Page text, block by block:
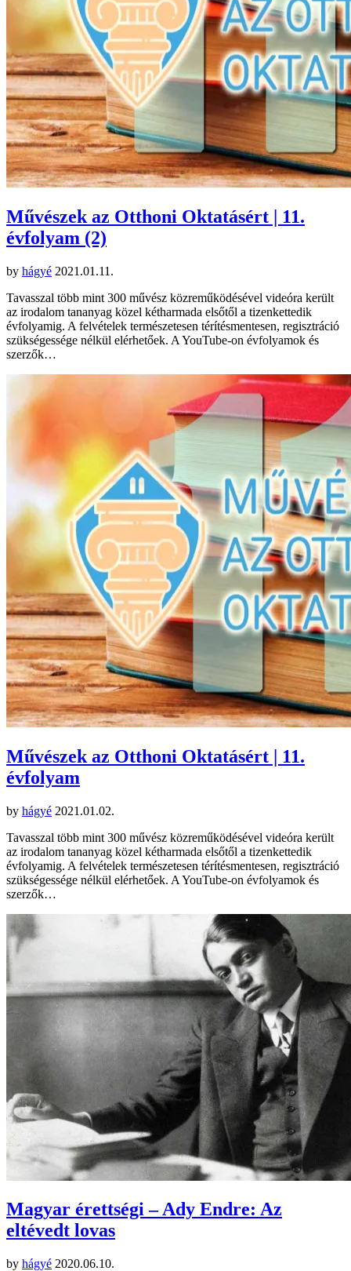
Művészek az Otthoni Oktatásért | 11.
évfolyam (2)
by hágyé 2021.01.11.
Tavasszal több mint 300 művész közreműködésével videóra került
az irodalom tananyag közel kétharmada elsőtől a tizenkettedik
évfolyamig. A felvételek természetesen térítésmentesen, regisztráció
szükségessége nélkül elérhetőek. A YouTube-on évfolyamok és
szerzők…
Művészek az Otthoni Oktatásért | 11.
évfolyam
by hágyé 2021.01.02.
Tavasszal több mint 300 művész közreműködésével videóra került
az irodalom tananyag közel kétharmada elsőtől a tizenkettedik
évfolyamig. A felvételek természetesen térítésmentesen, regisztráció
szükségessége nélkül elérhetőek. A YouTube-on évfolyamok és
szerzők…
Magyar érettségi – Ady Endre: Az
eltévedt lovas
by hágyé 2020.06.10.